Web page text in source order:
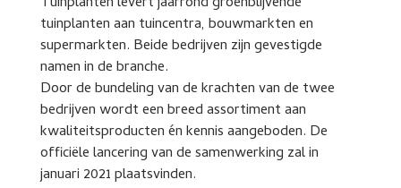
tuinplanten aan tuincentra, bouwmarkten en
supermarkten. Beide bedrijven zijn gevestigde
namen in de branche.
Door de bundeling van de krachten van de twee
bedrijven wordt een breed assortiment aan
kwaliteitsproducten én kennis aangeboden. De
officiële lancering van de samenwerking zal in
januari 2021 plaatsvinden.